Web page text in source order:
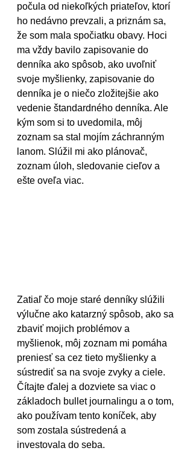
počula od niekoľkých priateľov, ktorí
ho nedávno prevzali, a priznám sa,
že som mala spočiatku obavy. Hoci
ma vždy bavilo zapisovanie do
denníka ako spôsob, ako uvoľniť
svoje myšlienky, zapisovanie do
denníka je o niečo zložitejšie ako
vedenie štandardného denníka. Ale
kým som si to uvedomila, môj
zoznam sa stal mojím záchranným
lanom. Slúžil mi ako plánovač,
zoznam úloh, sledovanie cieľov a
ešte oveľa viac.
Zatiaľ čo moje staré denníky slúžili
výlučne ako katarzný spôsob, ako sa
zbaviť mojich problémov a
myšlienok, môj zoznam mi pomáha
preniesť sa cez tieto myšlienky a
sústrediť sa na svoje zvyky a ciele.
Čítajte ďalej a dozviete sa viac o
základoch bullet journalingu a o tom,
ako používam tento koníček, aby
som zostala sústredená a
investovala do seba.